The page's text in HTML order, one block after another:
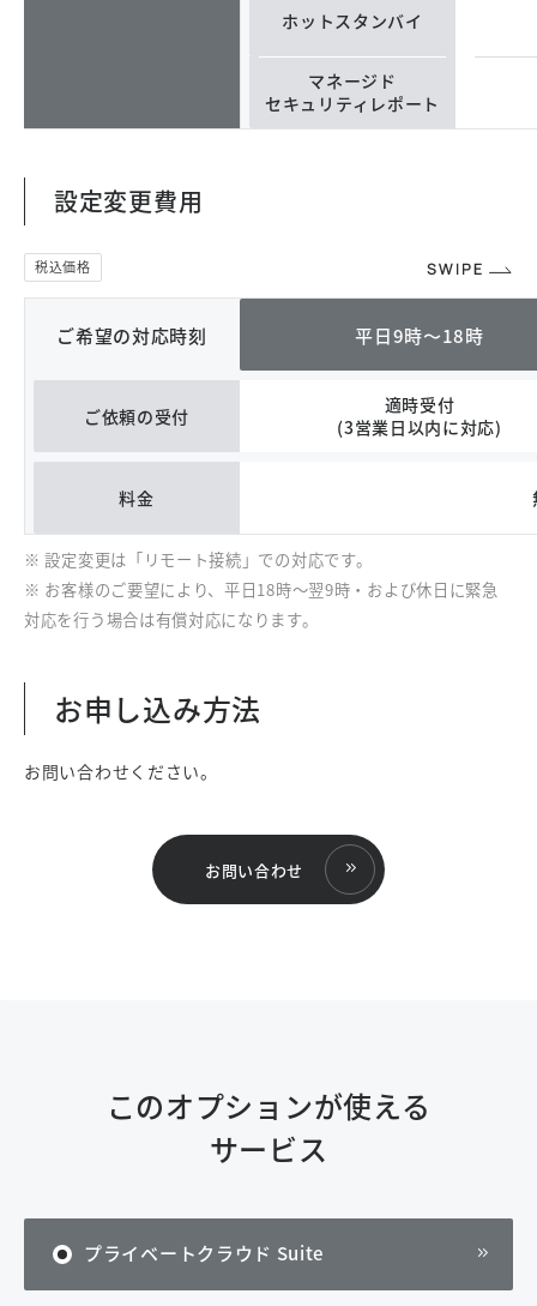
ホットスタンバイ
マネージド
セキュリティレポート
設定変更費用
ご希望の対応時刻 平日9時～18時
ご依頼の受付
適時受付
(3営業日以内に対応)
料金
※ 設定変更は「リモート接続」での対応です。
※ お客様のご要望により、平日18時～翌9時・および休日に緊急
対応を行う場合は有償対応になります。
お申し込み方法
お問い合わせください。
お問い合わせ
このオプションが使える
サービス
プライベートクラウド Suite